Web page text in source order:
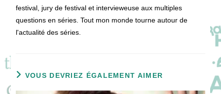
festival, jury de festival et intervieweuse aux multiples
questions en séries. Tout mon monde tourne autour de
l'actualité des séries.
VOUS DEVRIEZ ÉGALEMENT AIMER